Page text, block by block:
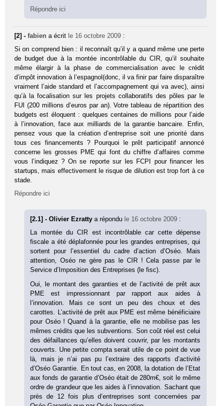
Répondre ici
[2] -fabien a écrit le 16 octobre 2009 :
Si on comprend bien : il reconnaît qu’il y a quand même une perte
de budget due à la montée incontrôlable du CIR, qu’il souhaite
même élargir à la phase de commercialisation avec le crédit
d’impôt innovation à l’espagnol(donc, il va finir par faire disparaître
vraiment l’aide standard et l’accompagnement qui va avec), ainsi
qu’à la focalisation sur les projets collaboratifs des pôles par le
FUI (200 millions d’euros par an). Votre tableau de répartition des
budgets est éloquent : quelques centaines de millions pour l’aide
à l’innovation, face aux milliards de la garantie bancaire. Enfin,
pensez vous que la création d’entreprise soit une priorité dans
tous ces financements ? Pourquoi le prêt participatif annoncé
concerne les grosses PME qui font du chiffre d’affaires comme
vous l’indiquez ? On se reporte sur les FCPI pour financer les
startups, mais effectivement le risque de dilution est trop fort à ce
stade.
Répondre ici
[2.1] - Olivier Ezrattya répondu le 16 octobre 2009 :
La montée du CIR est incontrôlable car cette dépense
fiscale a été déplafonnée pour les grandes entreprises, qui
sortent pour l’essentiel du cadre d’action d’Oséo. Mais
attention, Oséo ne gère pas le CIR ! Cela passe par le
Service d’Imposition des Entreprises (le fisc).
Oui, le montant des garanties et de l’activité de prêt aux
PME est impressionnant par rapport aux aides à
l’innovation. Mais ce sont un peu des choux et des
carottes. L’activité de prêt aux PME est même bénéficiaire
pour Oséo ! Quand à la garantie, elle ne mobilise pas les
mêmes crédits que les subventions. Son coût réel est celui
des défaillances qu’elles doivent couvrir, par les montants
couverts. Une petite compta serait utile de ce point de vue
là, mais je n’ai pas pu l’extraire des rapports d’activité
d’Oséo Garantie. En tout cas, en 2008, la dotation de l’Etat
aux fonds de garantie d’Oséo était de 280m€, soit le même
ordre de grandeur que les aides à l’innovation. Sachant que
près de 12 fois plus d’entreprises sont concernées par